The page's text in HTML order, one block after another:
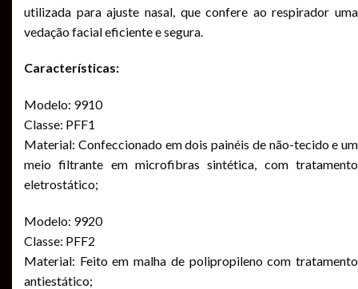
utilizada para ajuste nasal, que confere ao respirador uma
vedação facial eficiente e segura.
Características:
Modelo: 9910
Classe: PFF1
Material: Confeccionado em dois painéis de não-tecido e um
meio filtrante em microfibras sintética, com tratamento
eletrostático;
Modelo: 9920
Classe: PFF2
Material: Feito em malha de polipropileno com tratamento
antiestático;